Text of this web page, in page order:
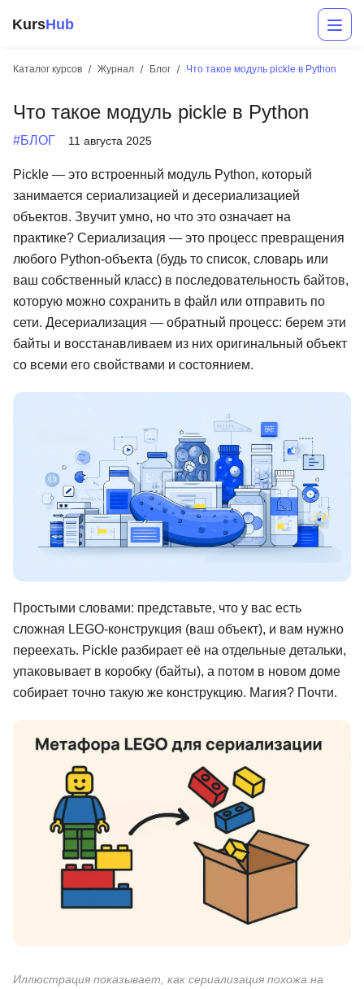
KursHub
Каталог курсов Журнал Блог Что такое модуль pickle в Python
Что такое модуль pickle в Python
#БЛОГ 11 августа 2025
Pickle — это встроенный модуль Python, который
занимается сериализацией и десериализацией
объектов. Звучит умно, но что это означает на
практике? Сериализация — это процесс превращения
любого Python-объекта (будь то список, словарь или
ваш собственный класс) в последовательность байтов,
которую можно сохранить в файл или отправить по
сети. Десериализация — обратный процесс: берем эти
байты и восстанавливаем из них оригинальный объект
со всеми его свойствами и состоянием.
Простыми словами: представьте, что у вас есть
сложная LEGO-конструкция (ваш объект), и вам нужно
переехать. Pickle разбирает её на отдельные детальки,
упаковывает в коробку (байты), а потом в новом доме
собирает точно такую же конструкцию. Магия? Почти.
Иллюстрация показывает, как сериализация похожа на
Разработка
Маркетинг
Дизайн
Аналитика
Менеджмент
Детям
Акции и промокоды
Рейтинг онлайн-школ